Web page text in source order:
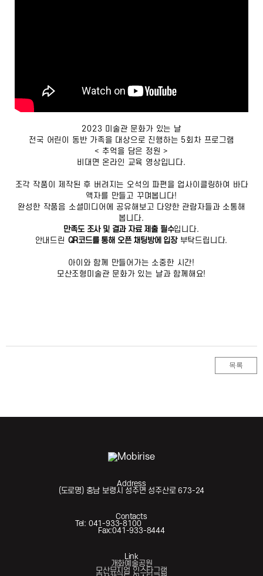
2023 미술관 문화가 있는 날
전국 어린이 동반 가족을 대상으로 진행하는 5회차 프로그램
< 추억을 담은 정원 >
비대면 온라인 교육 영상입니다.
조각 작품이 제작된 후 버려지는 오석의 파편을 업사이클링하여 바다
액자를 만들고 꾸며봅니다!
완성한 작품음 소셜미디어에 공유해보고 다양한 관람자들과 소통해
봅니다.
만족도 조사 및 결과 자료 제출 필수입니다.
안내드린 QR코드를 통해 오픈 채팅방에 입장부탁드립니다.
아이와 함께 만들어가는 소중한 시간!
모산조형미술관 문화가 있는 날과 함께해요!
목록
Address
(도로명) 충남 보령시 성주면 성주산로 673-24
Contacts
Tel: 041-933-8100
Fax:041-933-8444
Link
개화예술공원
모산뮤지엄 인스타그램